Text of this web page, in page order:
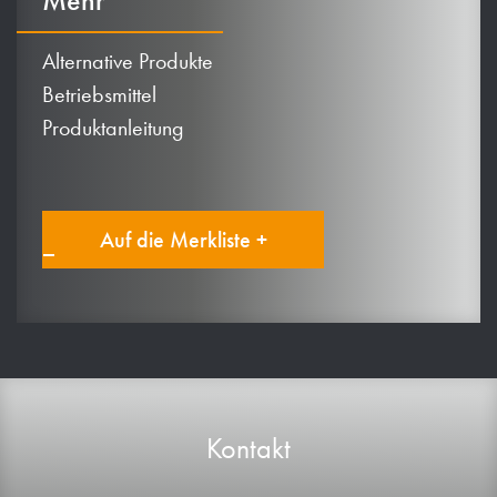
Alternative Produkte
Betriebsmittel
Produktanleitung
Auf die Merkliste +
Kontakt